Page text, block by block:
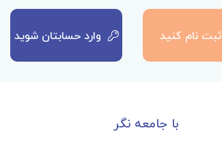
وارد حسابتان شوید ثبت نام کنید
با جامعه نگر